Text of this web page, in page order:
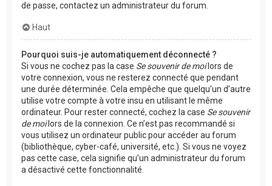
de passe, contactez un administrateur du forum.
Haut
Pourquoi suis-je automatiquement déconnecté ?
Si vous ne cochez pas la case Se souvenir de moilors de
votre connexion, vous ne resterez connecté que pendant
une durée déterminée. Cela empêche que quelqu’un d’autre
utilise votre compte à votre insu en utilisant le même
ordinateur. Pour rester connecté, cochez la case Se souvenir
de moilors de la connexion. Ce n’est pas recommandé si
vous utilisez un ordinateur public pour accéder au forum
(bibliothèque, cyber-café, université, etc.). Si vous ne voyez
pas cette case, cela signifie qu’un administrateur du forum
a désactivé cette fonctionnalité.